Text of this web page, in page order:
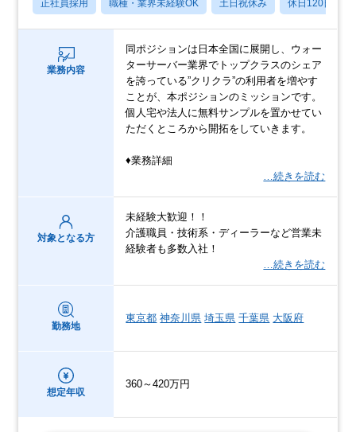
正社員採用 職種・業界未経験OK 土日祝休み 休日120日以上
業務内容
同ポジションは日本全国に展開し、ウォー
ターサーバー業界でトップクラスのシェア
を誇っている”クリクラ”の利用者を増やす
ことが、本ポジションのミッションです。
個人宅や法人に無料サンプルを置かせてい
ただくところから開拓をしていきます。
♦業務詳細
…続きを読む
対象となる方
未経験大歓迎！！
介護職員・技術系・ディーラーなど営業未
経験者も多数入社！
…続きを読む
勤務地
東京都 神奈川県 埼玉県 千葉県 大阪府
想定年収
360～420万円